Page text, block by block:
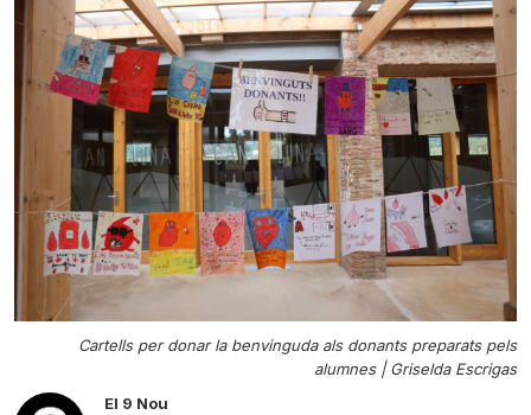
Cartells per donar la benvinguda als donants preparats pels
alumnes |Griselda Escrigas
El 9 Nou